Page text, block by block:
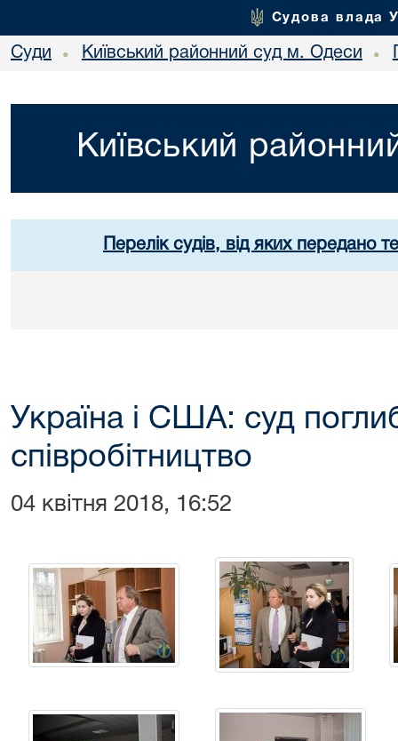
Судова влада
Суди • Київський районний суд м. Одеси •
Київський
Перелік судів, від яких передано
Україна і США: суд
співробітництво
04 квітня 2018, 16:52